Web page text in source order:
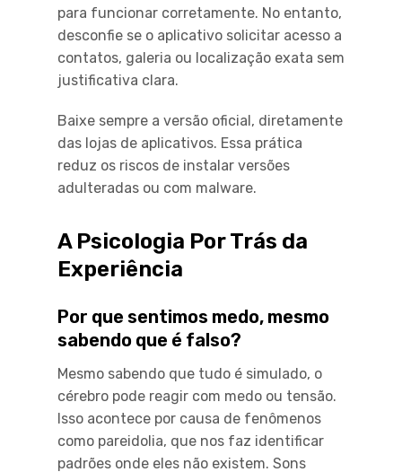
para funcionar corretamente. No entanto,
desconfie se o aplicativo solicitar acesso a
contatos, galeria ou localização exata sem
justificativa clara.
Baixe sempre a versão oficial, diretamente
das lojas de aplicativos. Essa prática
reduz os riscos de instalar versões
adulteradas ou com malware.
A Psicologia Por Trás da
Experiência
Por que sentimos medo, mesmo
sabendo que é falso?
Mesmo sabendo que tudo é simulado, o
cérebro pode reagir com medo ou tensão.
Isso acontece por causa de fenômenos
como pareidolia, que nos faz identificar
padrões onde eles não existem. Sons